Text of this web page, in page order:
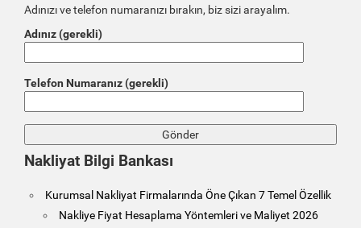
Adınızı ve telefon numaranızı bırakın, biz sizi arayalım.
Adınız (gerekli)
Telefon Numaranız (gerekli)
Nakliyat Bilgi Bankası
Kurumsal Nakliyat Firmalarında Öne Çıkan 7 Temel Özellik
Nakliye Fiyat Hesaplama Yöntemleri ve Maliyet 2026